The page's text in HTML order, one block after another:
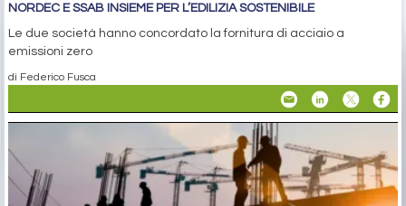
NORDEC E SSAB INSIEME PER L’EDILIZIA SOSTENIBILE
Le due società hanno concordato la fornitura di acciaio a
emissioni zero
di Federico Fusca